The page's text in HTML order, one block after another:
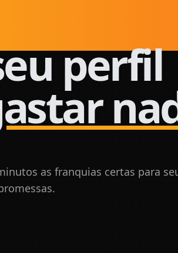
perfil
as franquias certas para